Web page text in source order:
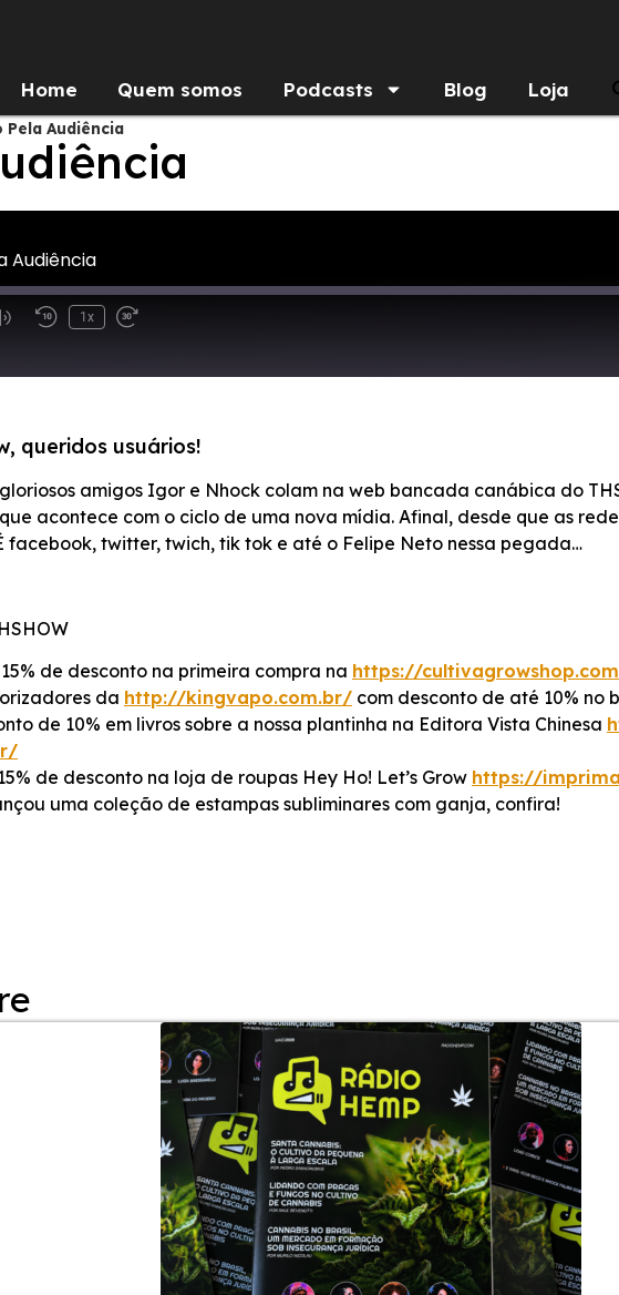
Home Quem somos Podcasts Blog Loja
Pela Audiência
Audiência
1x
queridos usuários!
gloriosos amigos Igor e Nhock colam na web bancada canábica do
acontece com o ciclo de uma nova mídia. Afinal, desde que as
facebook, twitter, twich, tik tok e até o Felipe Neto nessa pegada…
de desconto na primeira compra na https://
da http://kingvapo.com.br/ com desconto de até 10% no
de 10% em livros sobre a nossa plantinha na Editora Vista Chinesa
de desconto na loja de roupas Hey Ho! Let’s Grow https://
uma coleção de estampas subliminares com ganja, confira!